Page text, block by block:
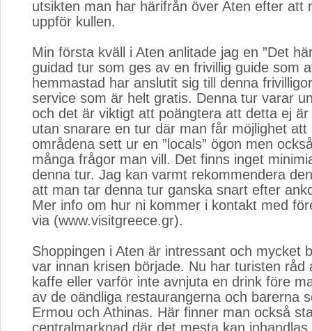
utsikten man har härifrån över Aten efter att
uppför kullen.
Min första kväll i Aten anlitade jag en ”Det
guidad tur som ges av en frivillig guide som
hemmastad har anslutit sig till denna
service som är helt gratis. Denna tur varar
och det är viktigt att poängtera att detta ej
utan snarare en tur där man får möjlighet att
områdena sett ur en ”locals” ögon men
många frågor man vill. Det finns inget
denna tur. Jag kan varmt rekommendera
att man tar denna tur ganska snart efter
Mer info om hur ni kommer i kontakt med
via (www.visitgreece.gr).
Shoppingen i Aten är intressant och mycket
var innan krisen började. Nu har turisten råd
kaffe eller varför inte avnjuta en drink före
av de oändliga restaurangerna och barerna
Ermou och Athinas. Här finner man också
centralmarknad där det mesta kan